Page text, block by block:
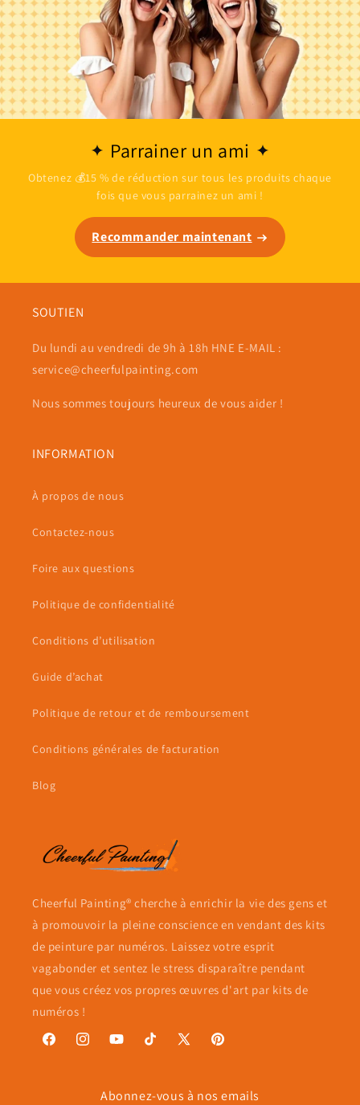
Parrainer un ami
Obtenez 💰15 % de réduction sur tous les produits chaque
fois que vous parrainez un ami !
Recommander maintenant
SOUTIEN
Du lundi au vendredi de 9h à 18h HNE E-MAIL :
service@cheerfulpainting.com
Nous sommes toujours heureux de vous aider !
INFORMATION
À propos de nous
Contactez-nous
Foire aux questions
Politique de confidentialité
Conditions d’utilisation
Guide d’achat
Politique de retour et de remboursement
Conditions générales de facturation
Blog
Cheerful Painting® cherche à enrichir la vie des gens et
à promouvoir la pleine conscience en vendant des kits
de peinture par numéros. Laissez votre esprit
vagabonder et sentez le stress disparaître pendant
que vous créez vos propres œuvres d'art par kits de
numéros !
FacebookInstagramYouTubeTikTok
X
Pinterest
Abonnez-vous à nos emails